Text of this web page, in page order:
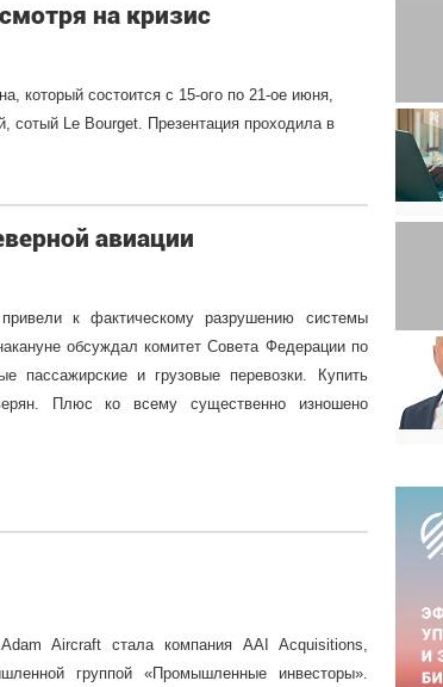
на кризис
который состоится с 15-ого по 21-ое июня,
сотый Le Bourget. Презентация проходила в
авиации
к фактическому разрушению системы
обсуждал комитет Совета Федерации по
пассажирские и грузовые перевозки. Купить
Плюс ко всему существенно изношено
Aircraft стала компания AAI Acquisitions,
группой «Промышленные инвесторы».